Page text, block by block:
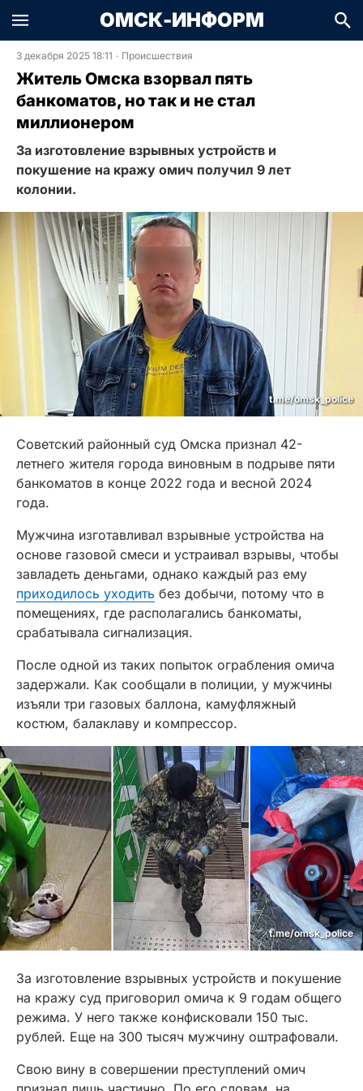
ОМСК-ИНФОРМ
3 декабря 2025 18:11 · Происшествия
Житель Омска взорвал пять
банкоматов, но так и не стал
миллионером
За изготовление взрывных устройств и
покушение на кражу омич получил 9 лет
колонии.
t.me/omsk_police
Советский районный суд Омска признал 42-
летнего жителя города виновным в подрыве пяти
банкоматов в конце 2022 года и весной 2024
года.
Мужчина изготавливал взрывные устройства на
основе газовой смеси и устраивал взрывы, чтобы
завладеть деньгами, однако каждый раз ему
приходилось уходить без добычи, потому что в
помещениях, где располагались банкоматы,
срабатывала сигнализация.
После одной из таких попыток ограбления омича
задержали. Как сообщали в полиции, у мужчины
изъяли три газовых баллона, камуфляжный
костюм, балаклаву и компрессор.
t.me/omsk_police
За изготовление взрывных устройств и покушение
на кражу суд приговорил омича к 9 годам общего
режима. У него также конфисковали 150 тыс.
рублей. Еще на 300 тысяч мужчину оштрафовали.
Свою вину в совершении преступлений омич